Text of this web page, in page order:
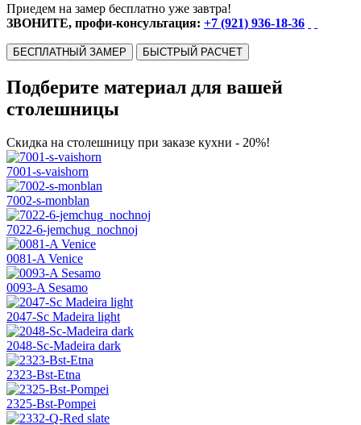
Приедем на замер бесплатно уже завтра!
ЗВОНИТЕ, профи-консультация: +7 (921) 936-18-36
БЕСПЛАТНЫЙ ЗАМЕР БЫСТРЫЙ РАСЧЕТ
Подберите материал для вашей
столешницы
Скидка на столешницу при заказе кухни - 20%!
7001-s-vaishorn
7002-s-monblan
7022-6-jemchug_nochnoj
0081-A Venice
0093-A Sesamo
2047-Sc Madeira light
2048-Sc-Madeira dark
2323-Bst-Etna
2325-Bst-Pompei